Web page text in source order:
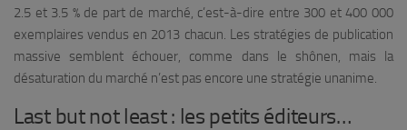
2.5 et 3.5 % de part de marché, c’est-à-dire entre 300 et 400 000
exemplaires vendus en 2013 chacun. Les stratégies de publication
massive semblent échouer, comme dans le shônen, mais la
désaturation du marché n’est pas encore une stratégie unanime.
Last but not least : les petits éditeurs…